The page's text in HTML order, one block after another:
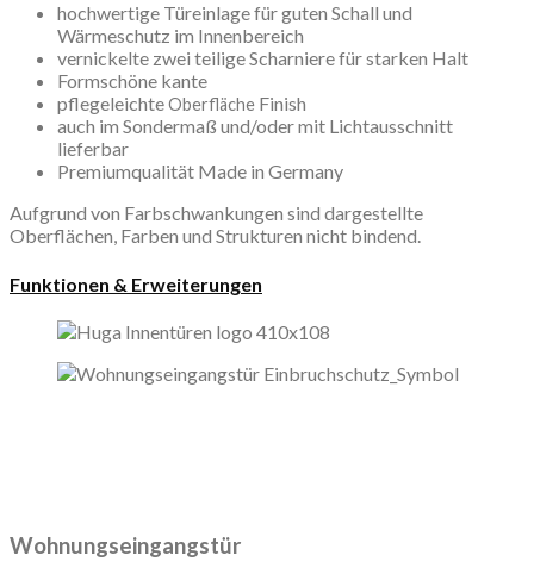
hochwertige Türeinlage für guten Schall und
Wärmeschutz im Innenbereich
vernickelte zwei teilige Scharniere für starken Halt
Formschöne kante
pflegeleichteOberfläche Finish
auch im Sondermaß und/oder mit Lichtausschnitt
lieferbar
Premiumqualität Made in Germany
Aufgrund von Farbschwankungen sind dargestellte
Oberflächen, Farben und Strukturen nicht bindend.
Funktionen & Erweiterungen
Wohnungseingangstür